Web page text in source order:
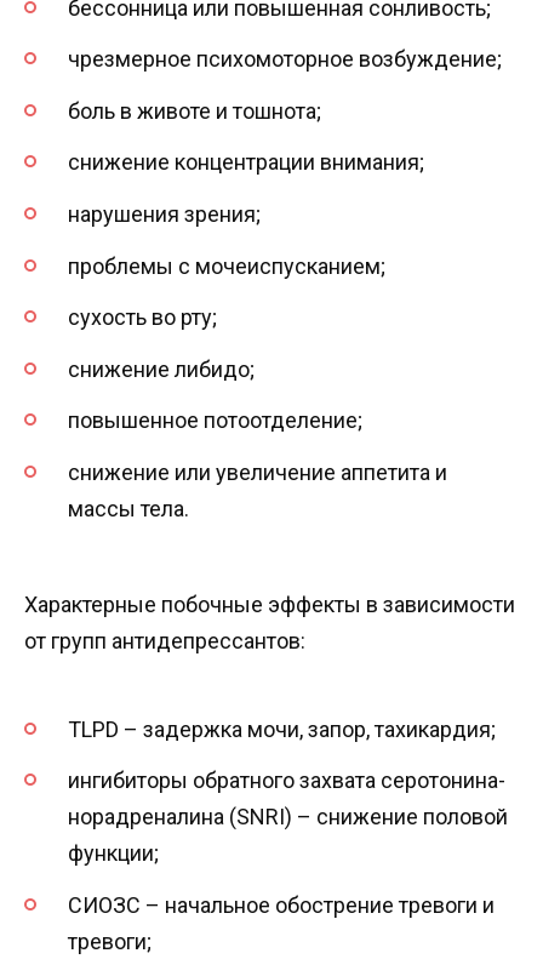
бессонница или повышенная сонливость;
чрезмерное психомоторное возбуждение;
боль в животе и тошнота;
снижение концентрации внимания;
нарушения зрения;
проблемы с мочеиспусканием;
сухость во рту;
снижение либидо;
повышенное потоотделение;
снижение или увеличение аппетита и
массы тела.
Характерные побочные эффекты в зависимости
от групп антидепрессантов:
TLPD – задержка мочи, запор, тахикардия;
ингибиторы обратного захвата серотонина-
норадреналина (SNRI) – снижение половой
функции;
СИОЗС – начальное обострение тревоги и
тревоги;